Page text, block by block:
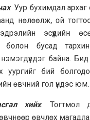
: Уур бухимдал архаг
нөлөөлж, ой
эсүүдийн
болон бусад
байна.
уургийг бий
өвчний гол үндэс юм.
хийх: Тогтмол
өвчлөх